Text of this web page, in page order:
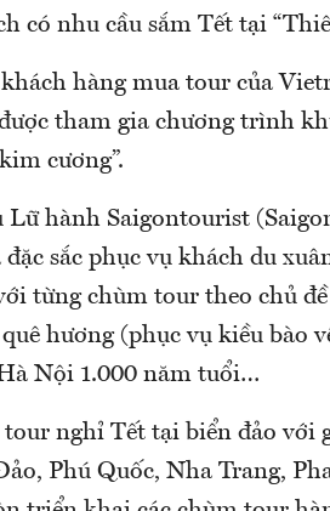
có nhu cầu sắm Tết tại
hàng mua tour của
tham gia chương trình
cương”.
Lữ hành Saigontourist
sắc phục vụ khách du
từng chùm tour theo chủ
hương (phục vụ kiều bào
Nội 1.000 năm tuổi…
nghỉ Tết tại biển đảo với
Phú Quốc, Nha Trang,